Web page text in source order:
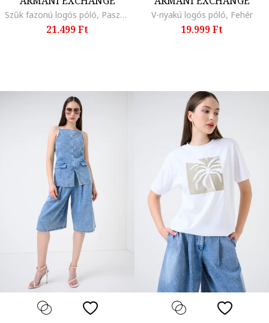
Szűk fazonú logós póló, Pasztellzöld
21.499 Ft
V-nyakú logós póló, Fehér
19.999 Ft